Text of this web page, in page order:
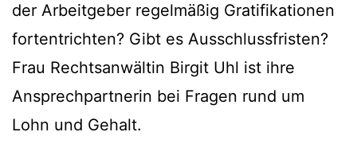
der Arbeitgeber regelmäßig Gratifikationen
fortentrichten? Gibt es Ausschlussfristen?
Frau Rechtsanwältin Birgit Uhl ist ihre
Ansprechpartnerin bei Fragen rund um
Lohn und Gehalt.